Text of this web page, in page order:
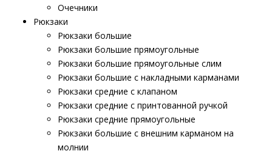
Очечники
Рюкзаки
Рюкзаки большие
Рюкзаки большие прямоугольные
Рюкзаки большие прямоугольные слим
Рюкзаки большие с накладными карманами
Рюкзаки средние с клапаном
Рюкзаки средние с принтованной ручкой
Рюкзаки средние прямоугольные
Рюкзаки большие с внешним карманом на
молнии